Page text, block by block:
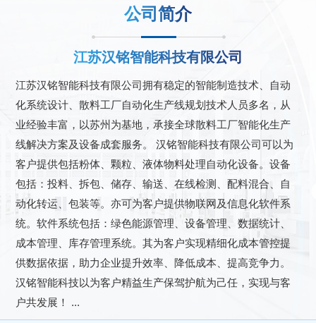
公司简介
江苏汉铭智能科技有限公司
江苏汉铭智能科技有限公司拥有稳定的智能制造技术、自动
化系统设计、散料工厂自动化生产线规划技术人员多名，从
业经验丰富，以苏州为基地，承接全球散料工厂智能化生产
线解决方案及设备成套服务。 汉铭智能科技有限公司可以为
客户提供包括粉体、颗粒、液体物料处理自动化设备。设备
包括：投料、拆包、储存、输送、在线检测、配料混合、自
动化转运、包装等。亦可为客户提供物联网及信息化软件系
统。软件系统包括：绿色能源管理、设备管理、数据统计、
成本管理、库存管理系统。其为客户实现精细化成本管控提
供数据依据，助力企业提升效率、降低成本、提高竞争力。
汉铭智能科技以为客户精益生产保驾护航为己任，实现与客
户共发展！ ...